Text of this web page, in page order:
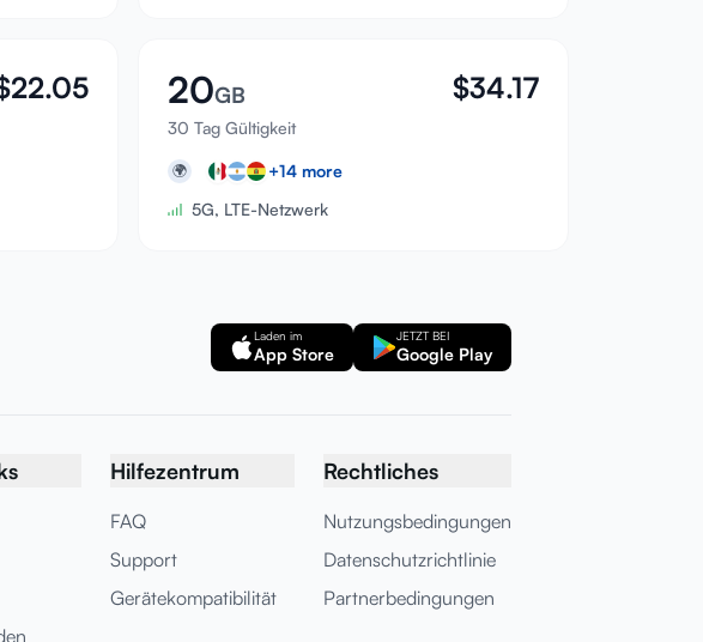
22.05 20GB
30 Tag Gültigkeit
$34.17
🌍 +14 more
5G, LTE-Netzwerk
Laden im
App Store
JETZT BEI
Google Play
Hilfezentrum
FAQ
Support
Gerätekompatibilität
Rechtliches
Nutzungsbedingungen
Datenschutzrichtlinie
Partnerbedingungen